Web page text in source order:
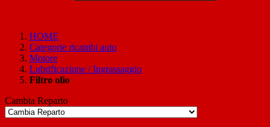
HOME
Categorie ricambi auto
Motore
Lubrificazione / Ingrassaggio
Filtro olio
Cambia Reparto